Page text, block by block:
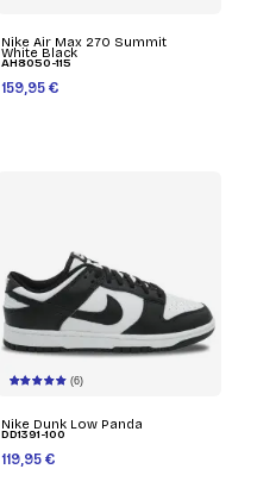
Nike Air Max 270 Summit
White Black
AH8050-115
159,95 €
(6)
Nike Dunk Low Panda
DD1391-100
119,95 €